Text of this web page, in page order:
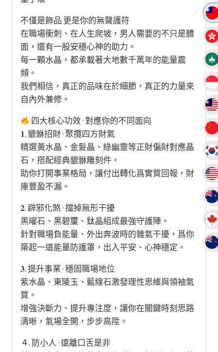
不僅是飾品 更是你的無聲護符
在職場衝刺、在人生爬坡，男人需要的不只是體
面，還有一股安穩心神的助力。
每一顆水晶，都承載著大地數千萬年的能量震
頻。
我們相信，真正的品味在於細節，真正的力量來
自內外兼修。
四大核心功效 · 對應你的不同面向
𝟏. 貔貅招財 · 聚攬四方財氣
精選黃水晶、金髮晶、綠幽靈等正財偏財對應晶
石，搭配經典貔貅雕刻件。
助你打開事業格局，讓付出轉化爲實質回報，財
庫豐盈不漏。
𝟐. 辟邪化煞 · 擋掉無形干擾
黑曜石、黑碧璽、鈦晶組成最強守護陣。
針對職場負能量、外出奔波時的雜氣干擾，爲你
築起一道能量防護罩，出入平安、心神穩定。
𝟑. 提升事業 · 穩固職場地位
紫水晶、東陵玉、藍線石激發理性思維與領袖氣
質。
增強決斷力、提升專注度，讓你在關鍵時刻思路
清晰，氣場全開，步步高陞。
４. 防小人 · 遠離口舌是非